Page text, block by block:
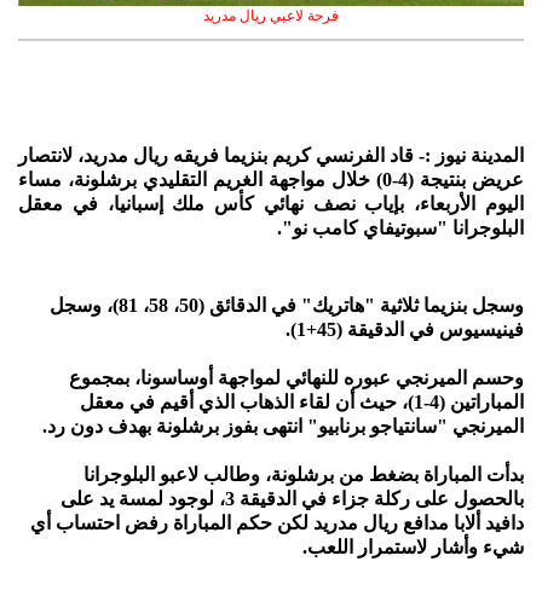
فرحة لاعبي ريال مدريد
المدينة نيوز :- قاد الفرنسي كريم بنزيما فريقه ريال مدريد، لانتصار
عريض بنتيجة (4-0) خلال مواجهة الغريم التقليدي برشلونة، مساء
اليوم الأربعاء، بإياب نصف نهائي كأس ملك إسبانيا، في معقل
البلوجرانا "سبوتيفاي كامب نو".
وسجل بنزيما ثلاثية "هاتريك" في الدقائق (50، 58، 81)، وسجل
فينيسيوس في الدقيقة (45+1).
وحسم الميرنجي عبوره للنهائي لمواجهة أوساسونا، بمجموع
المباراتين (4-1)، حيث أن لقاء الذهاب الذي أقيم في معقل
الميرنجي "سانتياجو برنابيو" انتهى بفوز برشلونة بهدف دون رد.
بدأت المباراة بضغط من برشلونة، وطالب لاعبو البلوجرانا
بالحصول على ركلة جزاء في الدقيقة 3، لوجود لمسة يد على
دافيد ألابا مدافع ريال مدريد لكن حكم المباراة رفض احتساب أي
شيء وأشار لاستمرار اللعب.